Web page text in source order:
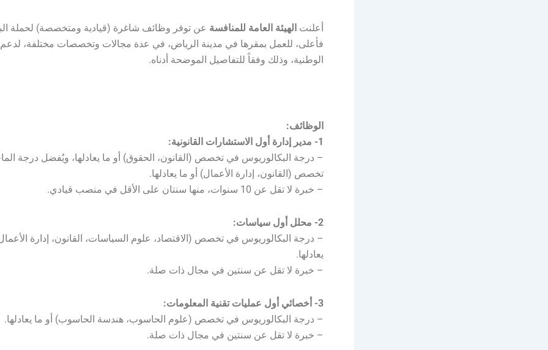
أعلنت الهيئة العامة للمنافسة عن توفر وظائف شاغرة (قيادية ومتخصصة) لحملة
فأعلى، للعمل بمقرها في مدينة الرياض، في عدة مجالات وتخصصات مختلفة، لدعم
الوطنية، وذلك وفقاً للتفاصيل الموضحة أدناه.
الوظائف:
1- مدير إدارة أول الاستشارات القانونية:
– درجة البكالوريوس في تخصص (القانون، الحقوق) أو ما يعادلها، ويُفضل درجة
تخصص (القانون، إدارة الأعمال) أو ما يعادلها.
– خبرة لا تقل عن 10 سنوات، منها سنتان على الأقل في منصب قيادي.
2- محلل أول سياسات:
– درجة البكالوريوس في تخصص (الاقتصاد، علوم السياسات، القانون، إدارة
يعادلها.
– خبرة لا تقل عن سنتين في مجال ذات صلة.
3- أخصائي أول عمليات تقنية المعلومات:
– درجة البكالوريوس في تخصص (علوم الحاسوب، هندسة الحاسوب) أو ما يعادلها.
– خبرة لا تقل عن سنتين في مجال ذات صلة.